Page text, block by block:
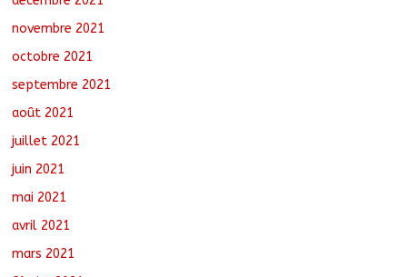
novembre 2021
octobre 2021
septembre 2021
août 2021
juillet 2021
juin 2021
mai 2021
avril 2021
mars 2021